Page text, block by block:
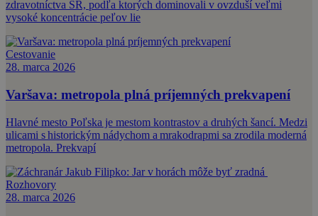
zdravotníctva SR, podľa ktorých dominovali v ovzduší veľmi
vysoké koncentrácie peľov lie
Cestovanie
28. marca 2026
Varšava: metropola plná príjemných prekvapení
Hlavné mesto Poľska je mestom kontrastov a druhých šancí. Medzi
ulicami s historickým nádychom a mrakodrapmi sa zrodila moderná
metropola. Prekvapí
Rozhovory
28. marca 2026